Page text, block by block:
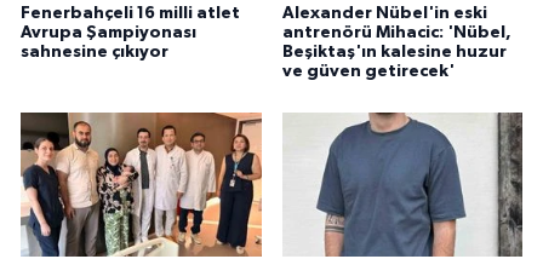
Fenerbahçeli 16 milli atlet
Avrupa Şampiyonası
sahnesine çıkıyor
Alexander Nübel'in eski
antrenörü Mihacic: 'Nübel,
Beşiktaş'ın kalesine huzur
ve güven getirecek'
Yerel Haberler